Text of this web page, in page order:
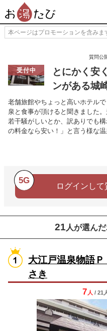
本ページはプロモーションを含みま
質問公
受付中
とにかく安
ンがある城
老舗旅館やちょっと高いホテル
泉と食事が頂けると聞きました
若干騒がしいとか、訳ありでも
の料金なら安い！」と言う様な温
5G
ログインし
21 人が選ん
大江戸温泉物語
さき
7 人 / 21